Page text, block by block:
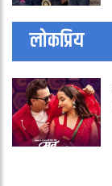
लोकप्रिय